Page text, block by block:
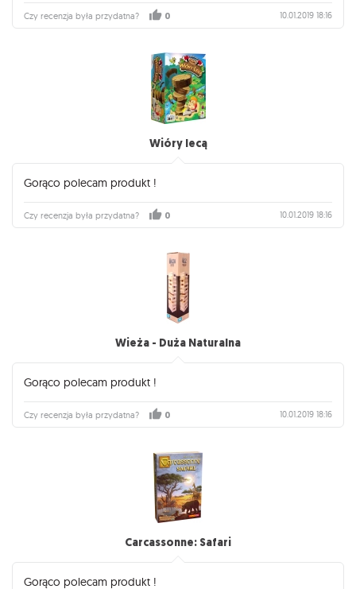
Czy recenzja była przydatna? 0 10.01.2019 18:16
Wióry lecą
Gorąco polecam produkt !
Czy recenzja była przydatna? 0 10.01.2019 18:16
Wieża - Duża Naturalna
Gorąco polecam produkt !
Czy recenzja była przydatna? 0 10.01.2019 18:16
Carcassonne: Safari
Gorąco polecam produkt !